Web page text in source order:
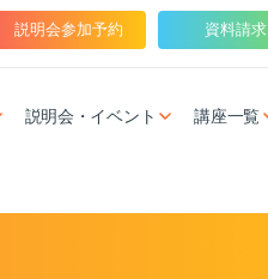
説明会参加予約 資料請求
説明会・イベント 講座一覧